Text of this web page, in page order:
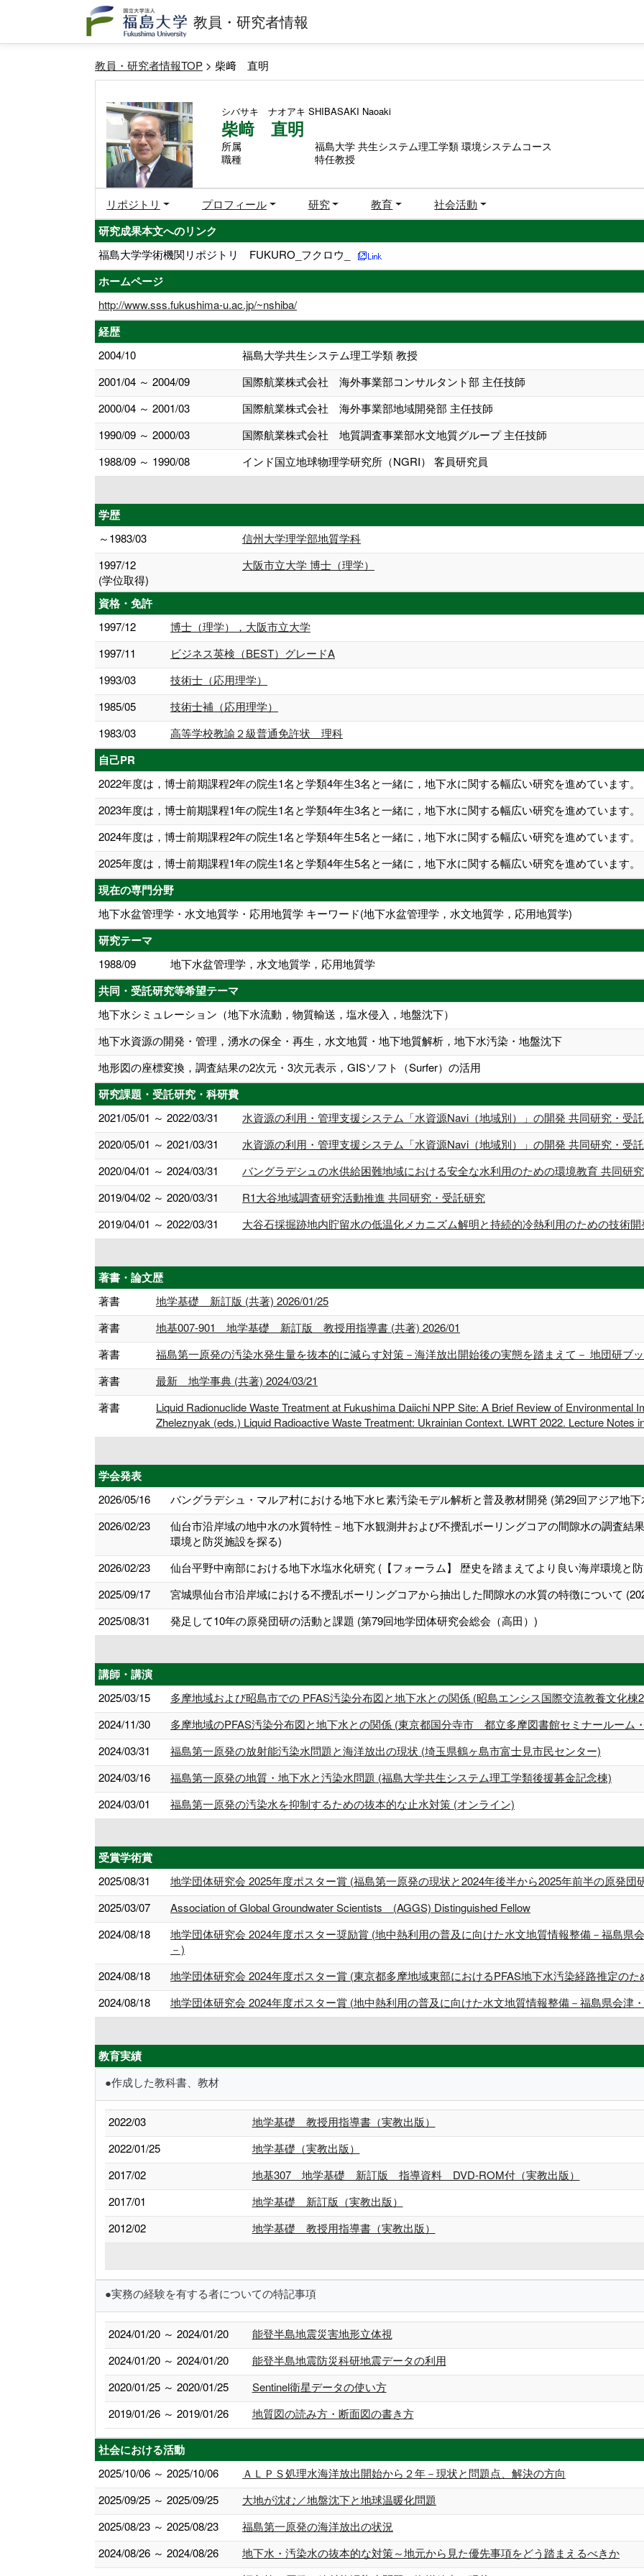
教員・研究者情報
教員・研究者情報TOP > 柴﨑 直明
シバサキ ナオアキ SHIBASAKI Naoaki
柴﨑 直明
所属
福島大学 共生システム理工学類 環境システムコース
職種
特任教授
リポジトリ プロフィール 研究 教育 社会活動
研究成果本文へのリンク
福島大学学術機関リポジトリ FUKURO_フクロウ_
ホームページ
http://www.sss.fukushima-u.ac.jp/~nshiba/
経歴
2004/10
福島大学共生システム理工学類 教授
2001/04 ～ 2004/09
国際航業株式会社 海外事業部コンサルタント部 主任技師
2000/04 ～ 2001/03
国際航業株式会社 海外事業部地域開発部 主任技師
1990/09 ～ 2000/03
国際航業株式会社 地質調査事業部水文地質グループ 主任技師
1988/09 ～ 1990/08
インド国立地球物理学研究所（NGRI） 客員研究員
学歴
～1983/03
信州大学理学部地質学科
1997/12
(学位取得)
大阪市立大学 博士（理学）
資格・免許
1997/12
博士（理学），大阪市立大学
1997/11
ビジネス英検（BEST）グレードA
1993/03
技術士（応用理学）
1985/05
技術士補（応用理学）
1983/03
高等学校教諭２級普通免許状 理科
自己PR
2022年度は，博士前期課程2年の院生1名と学類4年生3名と一緒に，地下水に関する幅広い研究を進めています。
2023年度は，博士前期課程1年の院生1名と学類4年生3名と一緒に，地下水に関する幅広い研究を進めています。
2024年度は，博士前期課程2年の院生1名と学類4年生5名と一緒に，地下水に関する幅広い研究を進めています。
2025年度は，博士前期課程1年の院生1名と学類4年生5名と一緒に，地下水に関する幅広い研究を進めています。
現在の専門分野
地下水盆管理学・水文地質学・応用地質学 キーワード(地下水盆管理学，水文地質学，応用地質学)
研究テーマ
1988/09 地下水盆管理学，水文地質学，応用地質学
共同・受託研究等希望テーマ
地下水シミュレーション（地下水流動，物質輸送，塩水侵入，地盤沈下）
地下水資源の開発・管理，湧水の保全・再生，水文地質・地下地質解析，地下水汚染・地盤沈下
地形図の座標変換，調査結果の2次元・3次元表示，GISソフト（Surfer）の活用
研究課題・受託研究・科研費
2021/05/01 ～ 2022/03/31
水資源の利用・管理支援システム「水資源Navi（地域別）」の開発 共同研究・受
2020/05/01 ～ 2021/03/31
水資源の利用・管理支援システム「水資源Navi（地域別）」の開発 共同研究・受
2020/04/01 ～ 2024/03/31
バングラデシュの水供給困難地域における安全な水利用のための環境教育 共同研究
2019/04/02 ～ 2020/03/31
R1大谷地域調査研究活動推進 共同研究・受託研究
2019/04/01 ～ 2022/03/31
大谷石採掘跡地内貯留水の低温化メカニズム解明と持続的冷熱利用のための技術
著書・論文歴
著書
地学基礎 新訂版 (共著) 2026/01/25
著書
地基007-901 地学基礎 新訂版 教授用指導書 (共著) 2026/01
著書
福島第一原発の汚染水発生量を抜本的に減らす対策－海洋放出開始後の実態を踏まえて－ 地団研ブ
著書
最新 地学事典 (共著) 2024/03/21
著書
Liquid Radionuclide Waste Treatment at Fukushima Daiichi NPP Site: A Brief Review of Environmental
Zheleznyak (eds.) Liquid Radioactive Waste Treatment: Ukrainian Context. LWRT 2022. Lecture Notes
学会発表
2026/05/16
バングラデシュ・マルア村における地下水ヒ素汚染モデル解析と普及教材開発 (第29回アジア地
2026/02/23
仙台市沿岸域の地中⽔の水質特性－地下水観測井および不攪乱ボーリングコアの間隙水の調査結
環境と防災施設を探る)
2026/02/23
仙台平野中南部における地下水塩水化研究 (【フォーラム】 歴史を踏まえてより良い海岸環境と
2025/09/17
宮城県仙台市沿岸域における不攪乱ボーリングコアから抽出した間隙水の水質の特徴について
2025/08/31
発足して10年の原発団研の活動と課題 (第79回地学団体研究会総会（高田）)
講師・講演
2025/03/15
多摩地域および昭島市での PFAS汚染分布図と地下水との関係 (昭島エンシス国際交流教養文化棟
2024/11/30
多摩地域のPFAS汚染分布図と地下水との関係 (東京都国分寺市 都立多摩図書館セミナールーム
2024/03/31
福島第一原発の放射能汚染水問題と海洋放出の現状 (埼玉県鶴ヶ島市富士見市民センター)
2024/03/16
福島第一原発の地質・地下水と汚染水問題 (福島大学共生システム理工学類後援募金記念棟)
2024/03/01
福島第一原発の汚染水を抑制するための抜本的な止水対策 (オンライン)
受賞学術賞
2025/08/31
地学団体研究会 2025年度ポスター賞 (福島第一原発の現状と2024年後半から2025年前半の原発団
2025/03/07
Association of Global Groundwater Scientists (AGGS) Distinguished Fellow
2024/08/18
地学団体研究会 2024年度ポスター奨励賞 (地中熱利用の普及に向けた水文地質情報整備－福島県
－)
2024/08/18
地学団体研究会 2024年度ポスター賞 (東京都多摩地域東部におけるPFAS地下水汚染経路推定のた
2024/08/18
地学団体研究会 2024年度ポスター賞 (地中熱利用の普及に向けた水文地質情報整備－福島県会津
教育実績
●作成した教科書、教材
2022/03
地学基礎 教授用指導書（実教出版）
2022/01/25
地学基礎（実教出版）
2017/02
地基307 地学基礎 新訂版 指導資料 DVD-ROM付（実教出版）
2017/01
地学基礎 新訂版（実教出版）
2012/02
地学基礎 教授用指導書（実教出版）
●実務の経験を有する者についての特記事項
2024/01/20 ～ 2024/01/20
能登半島地震災害地形立体視
2024/01/20 ～ 2024/01/20
能登半島地震防災科研地震データの利用
2020/01/25 ～ 2020/01/25
Sentinel衛星データの使い方
2019/01/26 ～ 2019/01/26
地質図の読み方・断面図の書き方
社会における活動
2025/10/06 ～ 2025/10/06
ＡＬＰＳ処理水海洋放出開始から２年－現状と問題点、解決の方向
2025/09/25 ～ 2025/09/25
大地が沈む／地盤沈下と地球温暖化問題
2025/08/23 ～ 2025/08/23
福島第一原発の海洋放出の状況
2024/08/26 ～ 2024/08/26
地下水・汚染水の抜本的な対策～地元から見た優先事項をどう踏まえるべきか